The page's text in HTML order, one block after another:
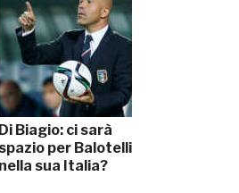
Di Biagio: ci sarà
spazio per Balotelli
nella sua Italia?